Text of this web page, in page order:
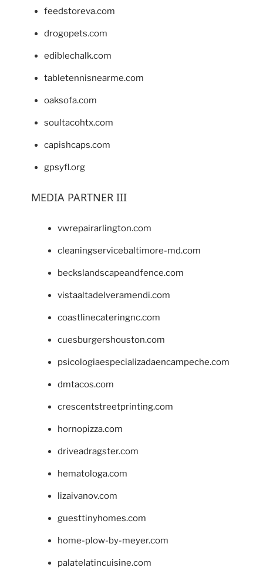
feedstoreva.com
drogopets.com
ediblechalk.com
tabletennisnearme.com
oaksofa.com
soultacohtx.com
capishcaps.com
gpsyfl.org
MEDIA PARTNER III
vwrepairarlington.com
cleaningservicebaltimore-md.com
beckslandscapeandfence.com
vistaaltadelveramendi.com
coastlinecateringnc.com
cuesburgershouston.com
psicologiaespecializadaencampeche.com
dmtacos.com
crescentstreetprinting.com
hornopizza.com
driveadragster.com
hematologa.com
lizaivanov.com
guesttinyhomes.com
home-plow-by-meyer.com
palatelatincuisine.com